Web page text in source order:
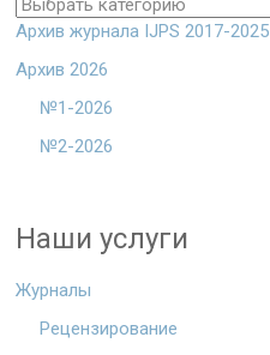
Архив журнала IJPS 2017-2025
Архив 2026
№1-2026
№2-2026
Наши услуги
Журналы
Рецензирование